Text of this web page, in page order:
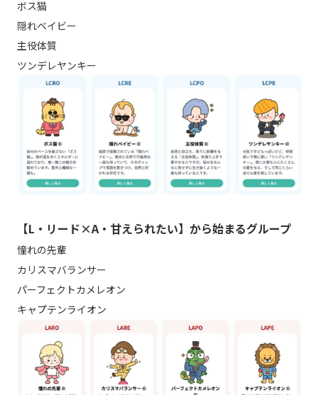
ボス猫
隠れベイビー
主役体質
ツンデレヤンキー
【L・リード×A・甘えられたい】から始まるグループ
憧れの先輩
カリスマバランサー
パーフェクトカメレオン
キャプテンライオン